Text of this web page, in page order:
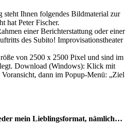
steht Ihnen folgendes Bildmaterial zur
hat Peter Fischer.
einer Berichterstattung oder einer
des Subito! Improvisationstheater
von 2500 x 2500 Pixel und sind im
Download (Windows): Klick mit
Voransicht, dann im Popup-Menü: „Ziel
mein Lieblingsformat, nämlich…